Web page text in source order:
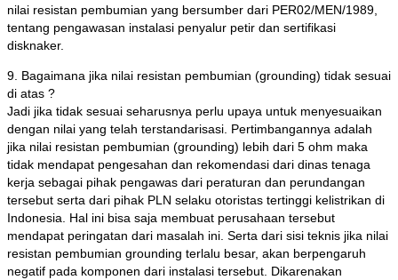
nilai resistan pembumian yang bersumber dari PER02/MEN/1989,
tentang pengawasan instalasi penyalur petir dan sertifikasi
disknaker.
9. Bagaimana jika nilai resistan pembumian (grounding) tidak sesuai
di atas ?
Jadi jika tidak sesuai seharusnya perlu upaya untuk menyesuaikan
dengan nilai yang telah terstandarisasi. Pertimbangannya adalah
jika nilai resistan pembumian (grounding) lebih dari 5 ohm maka
tidak mendapat pengesahan dan rekomendasi dari dinas tenaga
kerja sebagai pihak pengawas dari peraturan dan perundangan
tersebut serta dari pihak PLN selaku otoristas tertinggi kelistrikan di
Indonesia. Hal ini bisa saja membuat perusahaan tersebut
mendapat peringatan dari masalah ini. Serta dari sisi teknis jika nilai
resistan pembumian grounding terlalu besar, akan berpengaruh
negatif pada komponen dari instalasi tersebut. Dikarenakan